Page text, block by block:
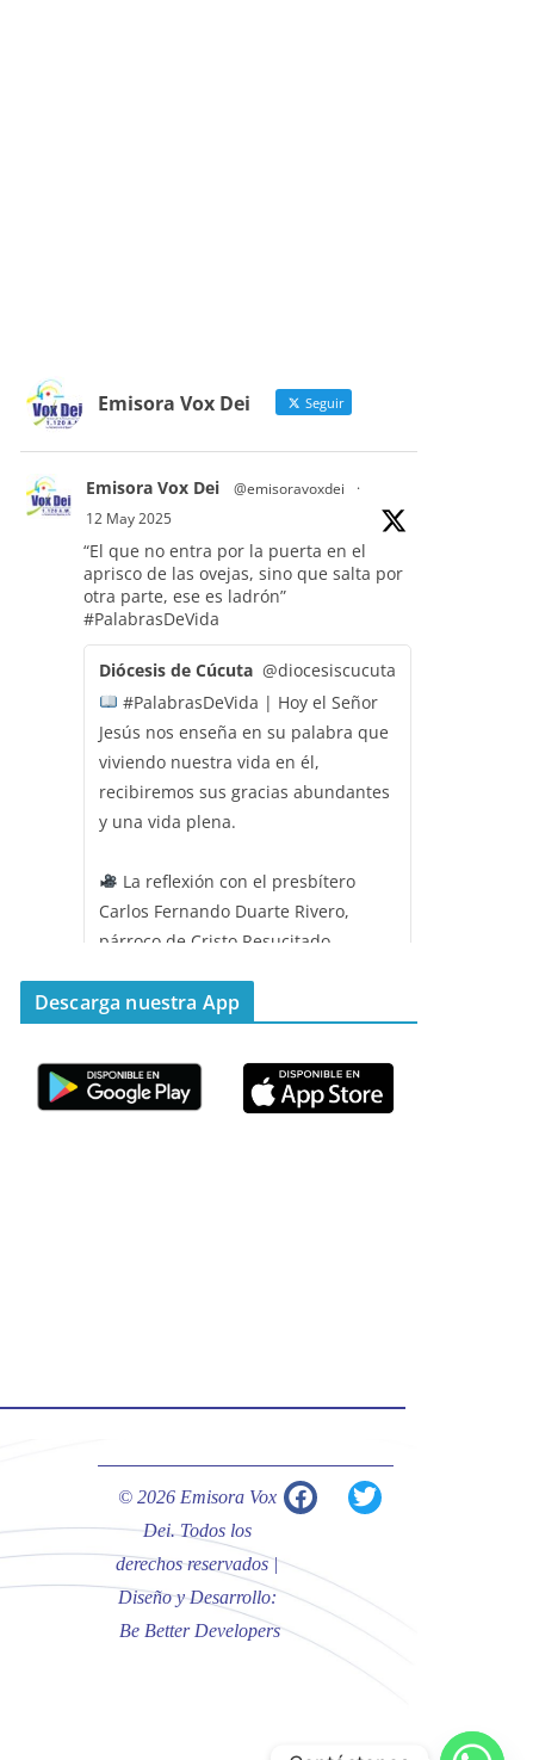
Emisora Vox Dei Seguir
Emisora Vox Dei @emisoravoxdei
·
12 May 2025
“El que no entra por la puerta en el
aprisco de las ovejas, sino que salta por
otra parte, ese es ladrón”
#PalabrasDeVida
Diócesis de Cúcuta @diocesiscucuta
#PalabrasDeVida | Hoy el Señor
Jesús nos enseña en su palabra que
viviendo nuestra vida en él,
recibiremos sus gracias abundantes
y una vida plena.
La reflexión con el presbítero
Carlos Fernando Duarte Rivero,
párroco de Cristo Resucitado.
Emisora Vox Dei @emisoravoxdei ·
11 May 2025
La reflexión con el presbítero
Twitter
Emisora Vox Dei @emisoravoxdei
10 May 2025
“Tú tienes palabras de vida eterna”
Descarga nuestra App
© 2026 Emisora Vox
Dei. Todos los
derechos reservados |
Diseño y Desarrollo:
Be Better Developers